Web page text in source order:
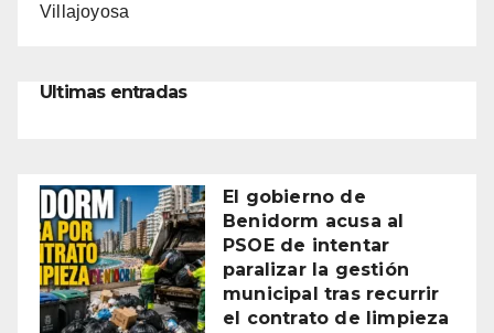
Villajoyosa
Ultimas entradas
El gobierno de
Benidorm acusa al
PSOE de intentar
paralizar la gestión
municipal tras recurrir
el contrato de limpieza